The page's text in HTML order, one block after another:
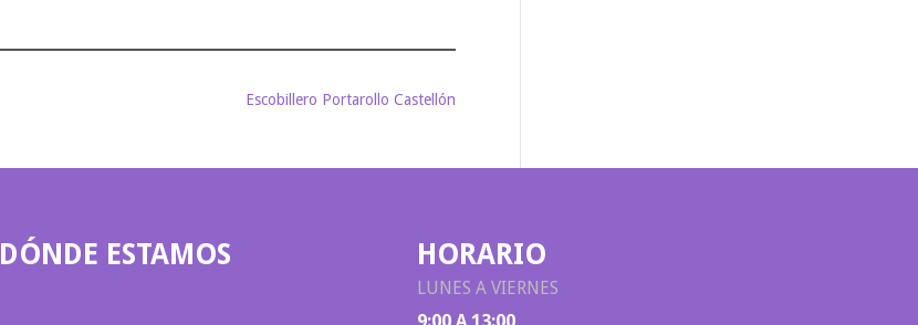
Escobillero Portarollo Castellón
DÓNDE ESTAMOS HORARIO
LUNES A VIERNES
9:00 A 13:00